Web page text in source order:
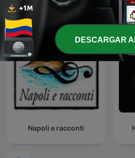
Napoli e racconti
DESCARGAR